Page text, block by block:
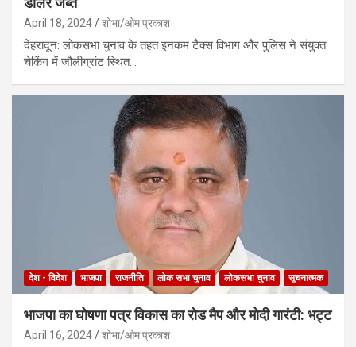
April 18, 2024 शोभा/ओम प्रकाश
देहरादून: लोकसभा चुनाव के तहत इनकम टैक्स विभाग और पुलिस ने संयुक्त
चेकिंग में जौलीग्रांट स्थित…
देश - विदेश भाजपा राजनीति लोक सभा चुनाव लोकसभा चुनाव सूचनात्मक
भाजपा का घोषणा पत्र विकास का रोड मैप और मोदी गारंटी: भट्ट
April 16, 2024 शोभा/ओम प्रकाश